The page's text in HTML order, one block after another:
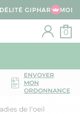
GIPHAR & MOI
0
ENVOYER
MON
ORDONNANCE
de l'oeil